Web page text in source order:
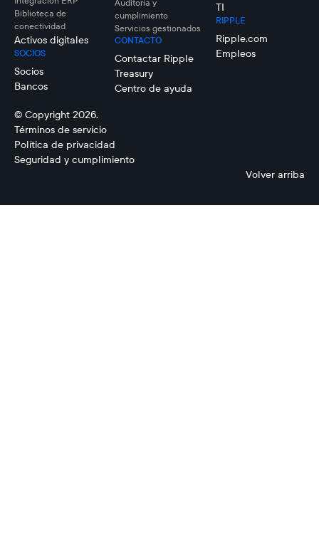
Biblioteca de
conectividad
Activos digitales
SOCIOS
Socios
Bancos
Auditoría y
cumplimiento
Servicios gestionados
CONTACTO
Contactar Ripple
Treasury
Centro de ayuda
TI
RIPPLE
Ripple.com
Empleos
© Copyright 2026.
Términos de servicio
Política de privacidad
Seguridad y cumplimiento
Volver arriba